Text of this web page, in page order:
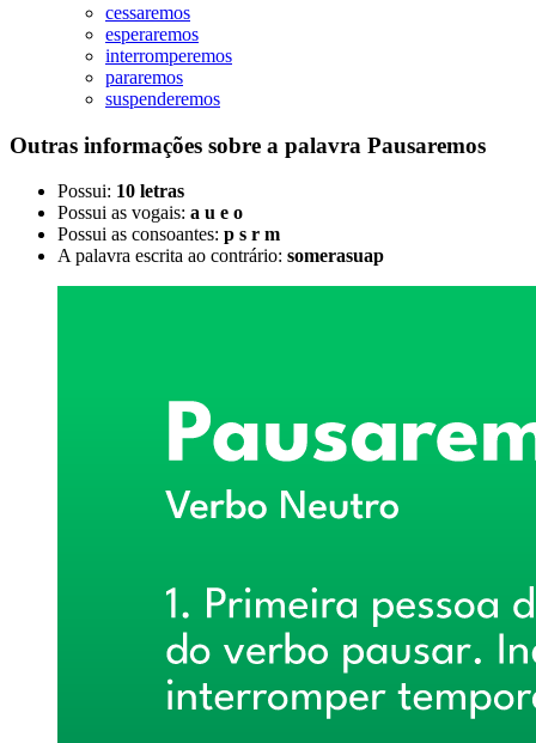
cessaremos
esperaremos
interromperemos
pararemos
suspenderemos
Outras informações sobre a palavra Pausaremos
Possui: 10 letras
Possui as vogais: a u e o
Possui as consoantes: p s r m
A palavra escrita ao contrário: somerasuap